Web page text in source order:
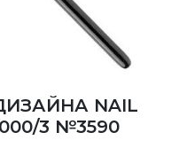
NAIL
3 №3590